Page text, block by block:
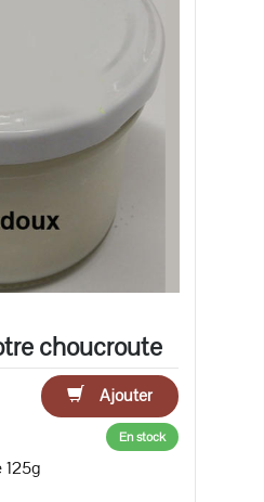
choucroute
Ajouter
125g
En stock